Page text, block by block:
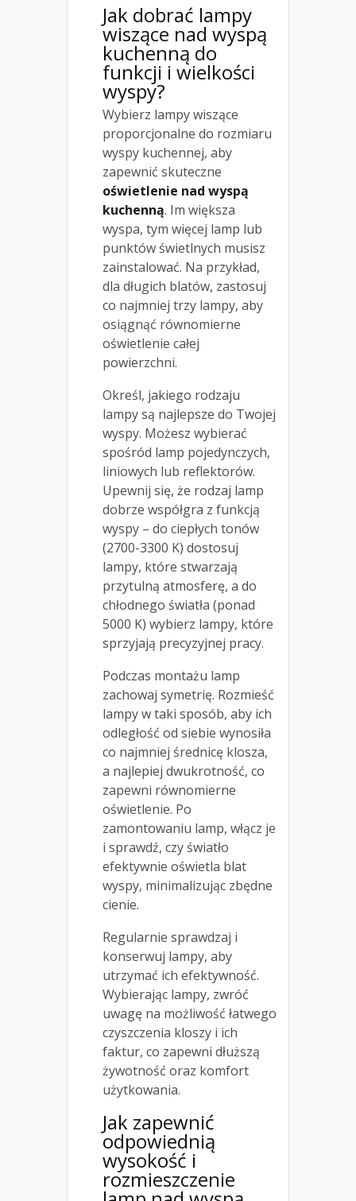
Jak dobrać lampy
wiszące nad wyspą
kuchenną do
funkcji i wielkości
wyspy?
Wybierz lampy wiszące
proporcjonalne do rozmiaru
wyspy kuchennej, aby
zapewnić skuteczne
oświetlenie nad wyspą
kuchenną. Im większa
wyspa, tym więcej lamp lub
punktów świetlnych musisz
zainstalować. Na przykład,
dla długich blatów, zastosuj
co najmniej trzy lampy, aby
osiągnąć równomierne
oświetlenie całej
powierzchni.
Określ, jakiego rodzaju
lampy są najlepsze do Twojej
wyspy. Możesz wybierać
spośród lamp pojedynczych,
liniowych lub reflektorów.
Upewnij się, że rodzaj lamp
dobrze współgra z funkcją
wyspy – do ciepłych tonów
(2700-3300 K) dostosuj
lampy, które stwarzają
przytulną atmosferę, a do
chłodnego światła (ponad
5000 K) wybierz lampy, które
sprzyjają precyzyjnej pracy.
Podczas montażu lamp
zachowaj symetrię. Rozmieść
lampy w taki sposób, aby ich
odległość od siebie wynosiła
co najmniej średnicę klosza,
a najlepiej dwukrotność, co
zapewni równomierne
oświetlenie. Po
zamontowaniu lamp, włącz je
i sprawdź, czy światło
efektywnie oświetla blat
wyspy, minimalizując zbędne
cienie.
Regularnie sprawdzaj i
konserwuj lampy, aby
utrzymać ich efektywność.
Wybierając lampy, zwróć
uwagę na możliwość łatwego
czyszczenia kloszy i ich
faktur, co zapewni dłuższą
żywotność oraz komfort
użytkowania.
Jak zapewnić
odpowiednią
wysokość i
rozmieszczenie